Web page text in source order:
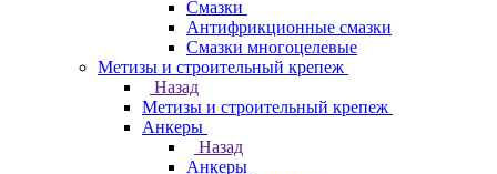
Смазки
Антифрикционные смазки
Смазки многоцелевые
Метизы и строительный крепеж
Назад
Метизы и строительный крепеж
Анкеры
Назад
Анкеры